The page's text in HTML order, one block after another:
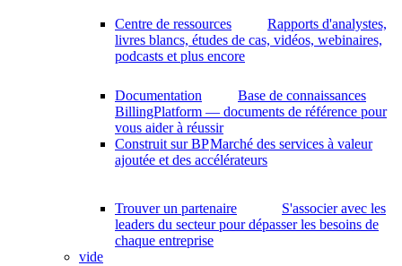
Centre de ressources
Rapports d'analystes,
livres blancs, études de cas, vidéos, webinaires,
podcasts et plus encore
Documentation
Base de connaissances
BillingPlatform — documents de référence pour
vous aider à réussir
Construit sur BPMarché des services à valeur
ajoutée et des accélérateurs
Trouver un partenaire
S'associer avec les
leaders du secteur pour dépasser les besoins de
chaque entreprise
vide